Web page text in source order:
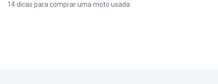
14 dicas para comprar uma moto usada